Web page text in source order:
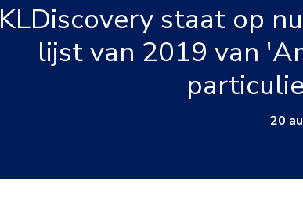
KLDiscovery staat op
lijst van 2019 van
20